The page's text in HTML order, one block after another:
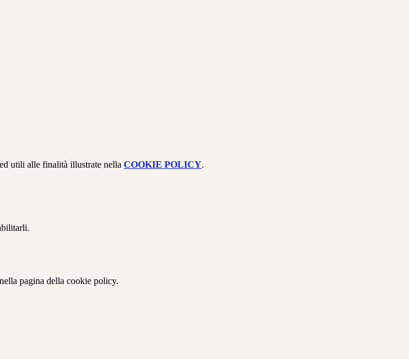
utili alle finalità illustrate nella COOKIE POLICY.
pagina della cookie policy.